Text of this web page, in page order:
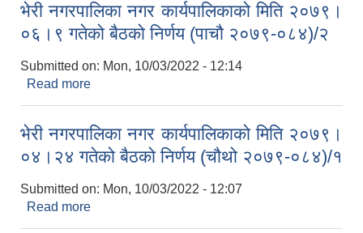
भेरी नगरपालिका नगर कार्यपालिकाको मिति २०७९।
०६।९ गतेको बैठको निर्णय (पाचौ २०७९-०८४)/२
Submitted on: Mon, 10/03/2022 - 12:14
Read more
भेरी नगरपालिका नगर कार्यपालिकाको मिति २०७९।
०४।२४ गतेको बैठको निर्णय (चौथो २०७९-०८४)/१
Submitted on: Mon, 10/03/2022 - 12:07
Read more